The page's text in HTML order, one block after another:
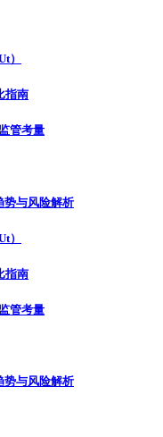
）
指南
管考量
势与风险解析
）
指南
管考量
势与风险解析